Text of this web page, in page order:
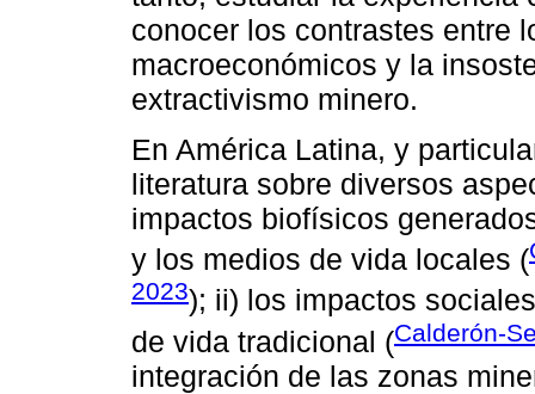
conocer los contrastes entre
macroeconómicos y la
extractivismo minero.
En América Latina, y
literatura sobre diversos
impactos biofísicos
y los medios de vida locales (
2023); ii) los impactos
de vida tradicional (Calderón-
integración de las zonas